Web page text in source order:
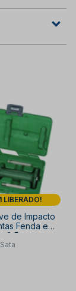
LIBERADO!
de Impacto
Fenda e
8 Peças
SATA
Sata